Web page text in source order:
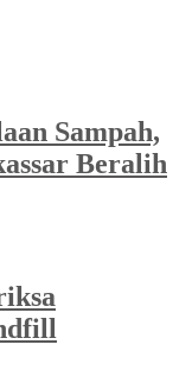
Sampah,
Beralih